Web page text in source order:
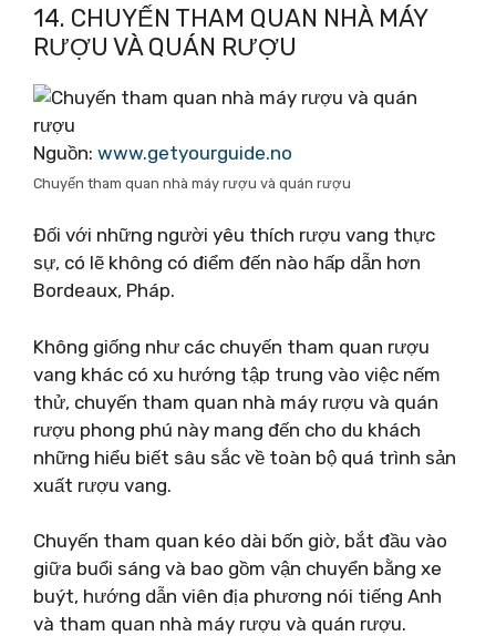
14. CHUYẾN THAM QUAN NHÀ MÁY
RƯỢU VÀ QUÁN RƯỢU
Nguồn: www.getyourguide.no
Chuyến tham quan nhà máy rượu và quán rượu
Đối với những người yêu thích rượu vang thực
sự, có lẽ không có điểm đến nào hấp dẫn hơn
Bordeaux, Pháp.
Không giống như các chuyến tham quan rượu
vang khác có xu hướng tập trung vào việc nếm
thử, chuyến tham quan nhà máy rượu và quán
rượu phong phú này mang đến cho du khách
những hiểu biết sâu sắc về toàn bộ quá trình sản
xuất rượu vang.
Chuyến tham quan kéo dài bốn giờ, bắt đầu vào
giữa buổi sáng và bao gồm vận chuyển bằng xe
buýt, hướng dẫn viên địa phương nói tiếng Anh
và tham quan nhà máy rượu và quán rượu.